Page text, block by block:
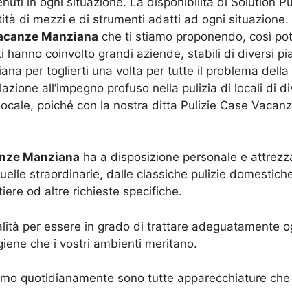
di mezzi e di strumenti adatti ad ogni
Manziana che ti stiamo proponendo, così
coinvolto grandi aziende, stabili di diversi
per toglierti una volta per tutte il problema
all’impegno profuso nella pulizia di locali di
poiché con la nostra ditta Pulizie Case
Manziana ha a disposizione personale e
straordinarie, dalle classiche pulizie
od altre richieste specifiche.
per essere in grado di trattare adeguatamente
che i vostri ambienti meritano.
quotidianamente sono tutte apparecchiature